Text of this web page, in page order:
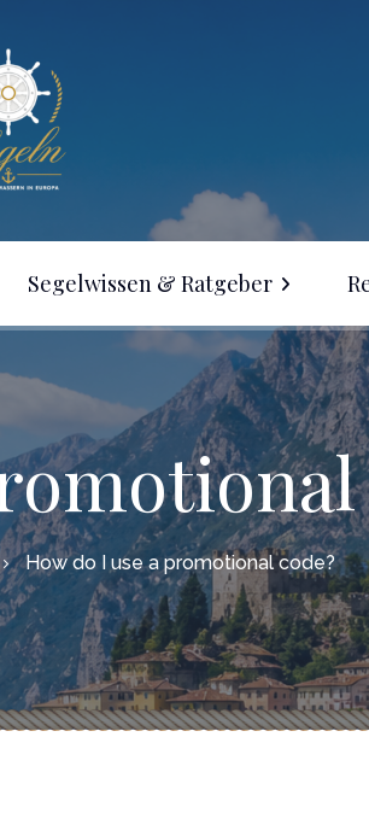
Segelwissen & Ratgeber
& Sicherheit
in der
– Darauf
werdende Mütter
in Europa –
erlaubt?
Segelschein
Überblick
Segeln in
Regeln,
Vorschriften
Segeln in
Regeln,
Vorschriften
How do I use a promotional code?